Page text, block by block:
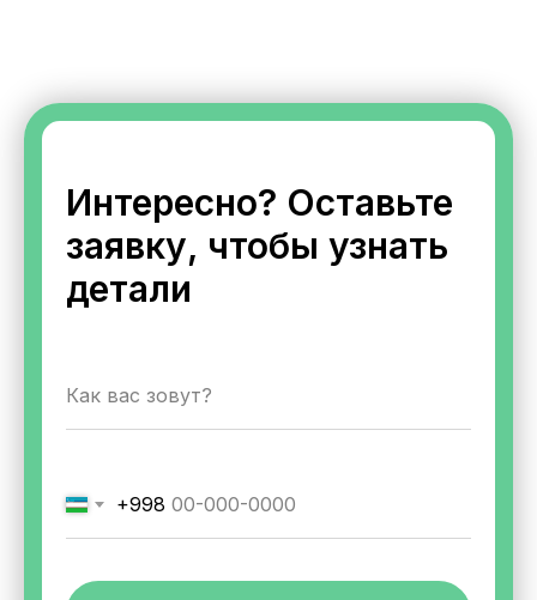
Интересно? Оставьте
заявку, чтобы узнать
детали
+998